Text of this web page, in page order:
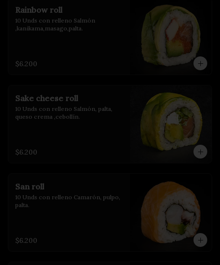
Rainbow roll
10 Unds con relleno Salmón
,kanikama,masago,palta.
$6.200
Sake cheese roll
10 Unds con relleno Salmón, palta,
queso crema ,cebollín.
$6.200
San roll
10 Unds con relleno Camarón, pulpo,
palta.
$6.200